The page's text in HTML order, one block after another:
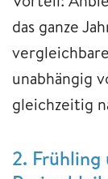
das ganze
unabhängig
gleichzeitig
2. Frühling